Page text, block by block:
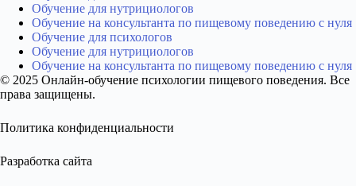
Обучение для нутрициологов
Обучение на консультанта по пищевому поведению с нуля
Обучение для психологов
Обучение для нутрициологов
Обучение на консультанта по пищевому поведению с нуля
© 2025 Онлайн-обучение психологии пищевого поведения. Все
права защищены.
Политика конфиденциальности
Разработка сайта